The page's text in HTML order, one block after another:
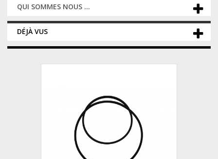
QUI SOMMES NOUS ...
DÉJÀ VUS